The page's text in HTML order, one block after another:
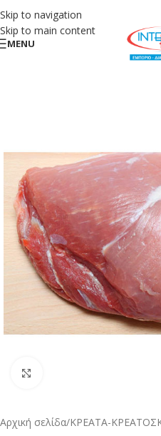
Skip to navigation
Skip to main content
MENU
Αρχική σελίδα/ΚΡΕΑΤΑ-